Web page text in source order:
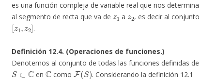
es una función compleja de variable real que nos determina
al segmento de recta que va de
z1
a
z2
, es decir al conjunto
[z 1,z2]
.
Definición 12.4. (Operaciones de funciones.)
Denotemos al conjunto de todas las funciones definidas de
S⊂C
en
C
como
F(S)
. Considerando la definición 12.1